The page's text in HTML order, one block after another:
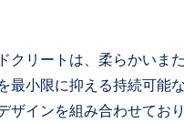
クリートは、柔らかいま
最小限に抑える持続可能
ザインを組み合わせてお